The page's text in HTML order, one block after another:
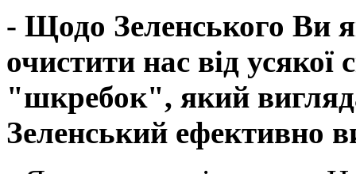
- Щодо Зеленського Ви
очистити нас від
"шкребок", який
Зеленський ефективно